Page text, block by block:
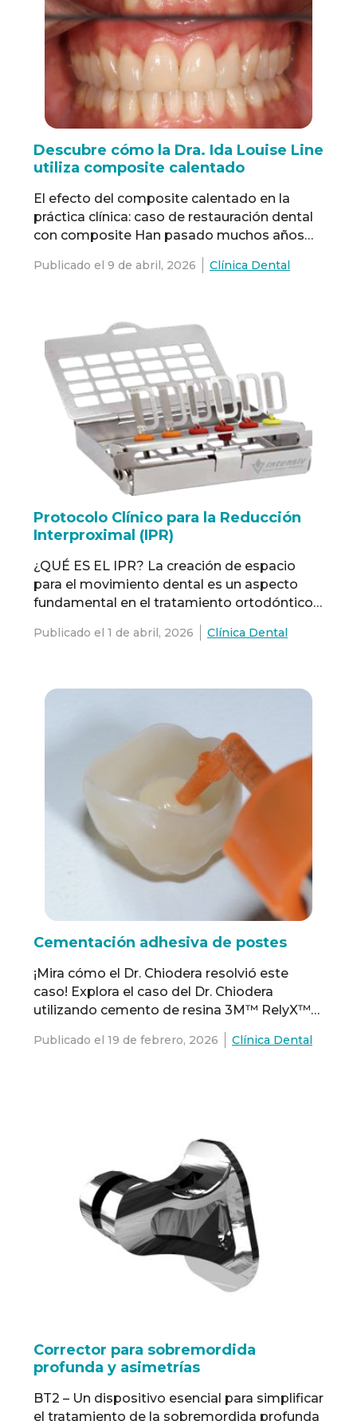
Descubre cómo la Dra. Ida Louise Line
utiliza composite calentado
El efecto del composite calentado en la
práctica clínica: caso de restauración dental
con composite Han pasado muchos años
desde que nos familiarizamos con el
concepto de composite calentado. Por
fácilmente al sustrato. Esto se aplica tanto si
el sustrato está adherido a …
Publicado el 9 de abril, 2026 Clínica Dental
Protocolo Clínico para la Reducción
Interproximal (IPR)
¿QUÉ ES EL IPR? La creación de espacio
para el movimiento dental es un aspecto
fundamental en el tratamiento ortodóntico y
estrategias. Entre ellas se incluyen la
esmalte entre dientes (reducción
Publicado el 1 de abril, 2026 Clínica Dental
Cementación adhesiva de postes
¡Mira cómo el Dr. Chiodera resolvió este
caso! Explora el caso del Dr. Chiodera
utilizando cemento de resina 3M™ RelyX™
Universal y adhesivo 3M™ Scotchbond™
Universal Plus para un procedimiento de
Publicado el 19 de febrero, 2026 Clínica Dental
Corrector para sobremordida
profunda y asimetrías
BT2 – Un dispositivo esencial para simplificar
el tratamiento de la sobremordida profunda